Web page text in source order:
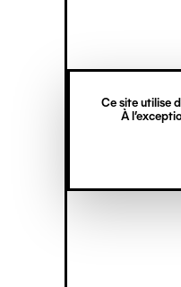
Ce site utilise
À
principal
verticale